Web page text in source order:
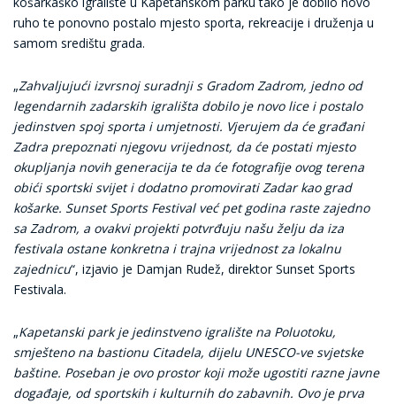
ruho te ponovno postalo mjesto sporta, rekreacije i druženja u
samom središtu grada.
„Zahvaljujući izvrsnoj suradnji s Gradom Zadrom, jedno od
legendarnih zadarskih igrališta dobilo je novo lice i postalo
jedinstven spoj sporta i umjetnosti. Vjerujem da će građani
Zadra prepoznati njegovu vrijednost, da će postati mjesto
okupljanja novih generacija te da će fotografije ovog terena
obići sportski svijet i dodatno promovirati Zadar kao grad
košarke. Sunset Sports Festival već pet godina raste zajedno
sa Zadrom, a ovakvi projekti potvrđuju našu želju da iza
festivala ostane konkretna i trajna vrijednost za lokalnu
zajednicu“, izjavio je Damjan Rudež, direktor Sunset Sports
Festivala.
„Kapetanski park je jedinstveno igralište na Poluotoku,
smješteno na bastionu Citadela, dijelu UNESCO-ve svjetske
baštine. Poseban je ovo prostor koji može ugostiti razne javne
događaje, od sportskih i kulturnih do zabavnih. Ovo je prva